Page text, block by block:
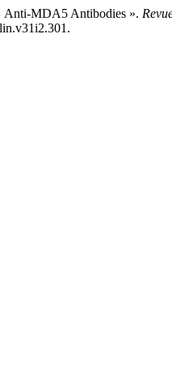
Anti-MDA5 Antibodies ».